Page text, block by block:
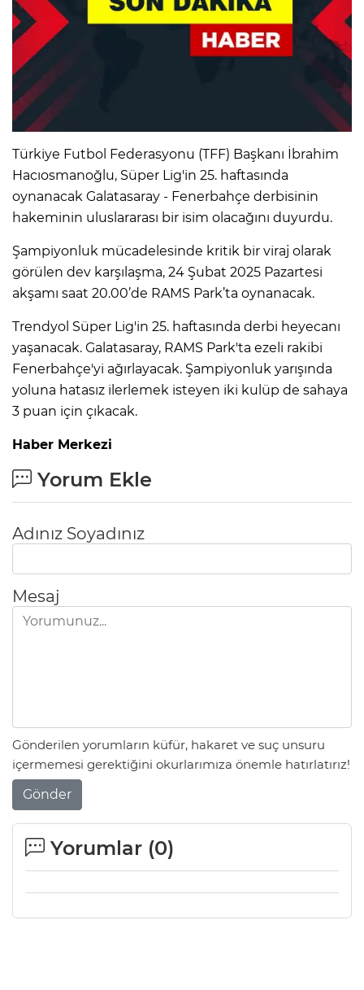
Türkiye Futbol Federasyonu (TFF) Başkanı İbrahim
Hacıosmanoğlu, Süper Lig'in 25. haftasında
oynanacak Galatasaray - Fenerbahçe derbisinin
hakeminin uluslararası bir isim olacağını duyurdu.
Şampiyonluk mücadelesinde kritik bir viraj olarak
görülen dev karşılaşma, 24 Şubat 2025 Pazartesi
akşamı saat 20.00’de RAMS Park’ta oynanacak.
Trendyol Süper Lig'in 25. haftasında derbi heyecanı
yaşanacak. Galatasaray, RAMS Park'ta ezeli rakibi
Fenerbahçe'yi ağırlayacak. Şampiyonluk yarışında
yoluna hatasız ilerlemek isteyen iki kulüp de sahaya
3 puan için çıkacak.
Haber Merkezi
Yorum Ekle
Adınız Soyadınız
Mesaj
Gönderilen yorumların küfür, hakaret ve suç unsuru
içermemesi gerektiğini okurlarımıza önemle hatırlatırız!
Gönder
Yorumlar (0)